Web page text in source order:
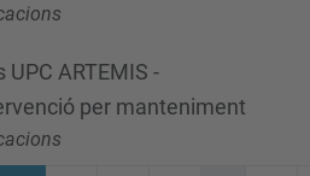
ARTEMIS -
per manteniment